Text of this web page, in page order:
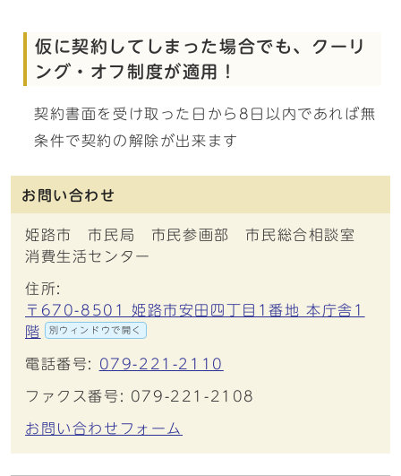
仮に契約してしまった場合でも、クーリ
ング・オフ制度が適用！
契約書面を受け取った日から8日以内であれば無
条件で契約の解除が出来ます
お問い合わせ
姫路市 市民局 市民参画部 市民総合相談室
消費生活センター
住所:
〒670-8501 姫路市安田四丁目1番地 本庁舎1
階
別ウィンドウで開く
電話番号: 079-221-2110
ファクス番号: 079-221-2108
お問い合わせフォーム